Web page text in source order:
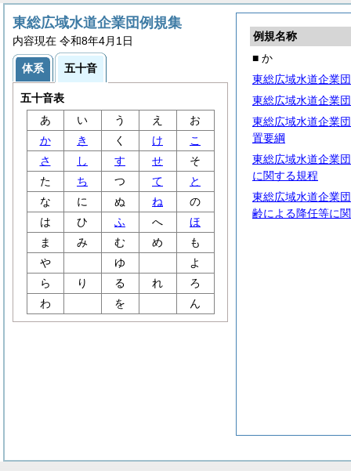
例規名称
■ か
東総広域水道企業
東総広域水道企業
東総広域水道企業
置要綱
東総広域水道企業
に関する規程
東総広域水道企業
齢による降任等に
東総広域水道企業団例規集
内容現在 令和8年4月1日
体系 五十音
五十音表
あ
い う え
お
か
き く け
こ
さ
し す せ
そ
た
ち つ て
と
な
に ぬ ね
の
は
ひ ふ へ
ほ
ま
み む め
も
や
ゆ
よ
ら
り る れ
ろ
わ
を ん